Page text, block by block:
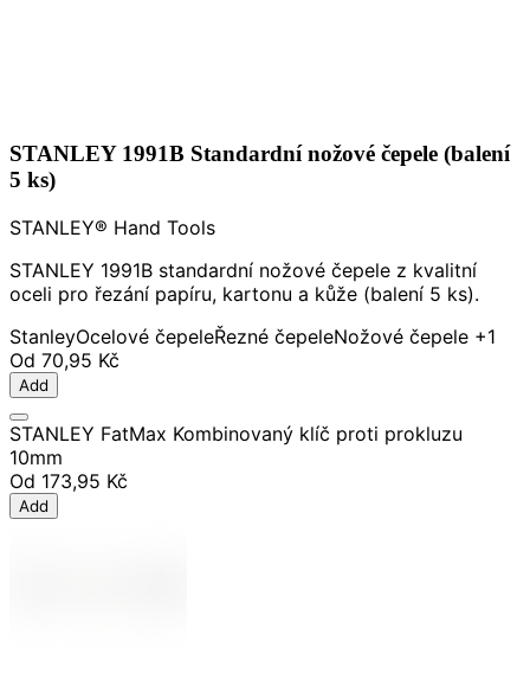
STANLEY 1991B Standardní nožové čepele (balení
5 ks)
STANLEY® Hand Tools
STANLEY 1991B standardní nožové čepele z kvalitní
oceli pro řezání papíru, kartonu a kůže (balení 5 ks).
StanleyOcelové čepeleŘezné čepeleNožové čepele +1
Od 70,95 Kč
Add
STANLEY FatMax Kombinovaný klíč proti prokluzu
10mm
Od 173,95 Kč
Add